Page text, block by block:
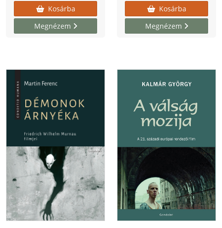
Kosárba
Megnézem
Kosárba
Megnézem